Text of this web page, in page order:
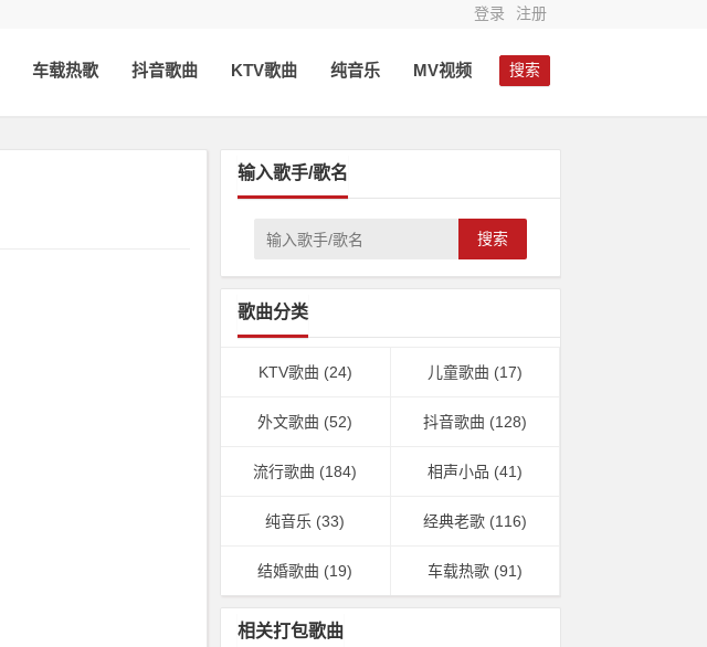
登录 注册
搜索
车载热歌 抖音歌曲 KTV歌曲 纯音乐 MV视频
输入歌手/歌名
搜索
歌曲分类
KTV歌曲 (24) 儿童歌曲 (17)
外文歌曲 (52) 抖音歌曲 (128)
流行歌曲 (184) 相声小品 (41)
纯音乐 (33) 经典老歌(116)
结婚歌曲 (19) 车载热歌(91)
相关打包歌曲